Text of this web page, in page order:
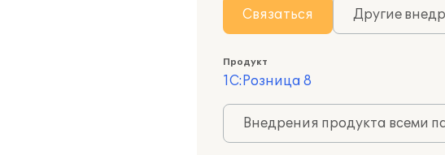
Связаться Другие
Продукт
1С:Розница 8
Внедрения продукта всеми